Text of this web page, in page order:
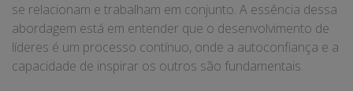
se relacionam e trabalham em conjunto. A essência dessa
abordagem está em entender que o desenvolvimento de
líderes é um processo contínuo, onde a autoconfiança e a
capacidade de inspirar os outros são fundamentais.